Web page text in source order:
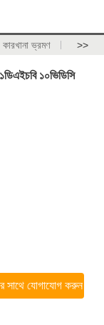
কারখানা ভ্রমণ >>
১০ভিডিসি
সাথে যোগাযোগ করুন